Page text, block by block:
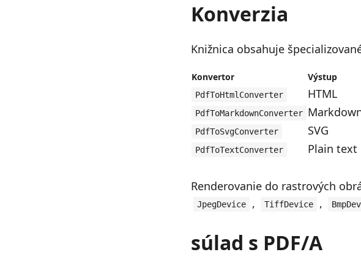
Konverzia
Knižnica obsahuje
Konvertor Výstup
PdfToHtmlConverter HTML
PdfToMarkdownConverter
PdfToSvgConverter SVG
PdfToTextConverter Plain text
Renderovanie do rastrových
JpegDevice , TiffDevice ,
súlad s PDF/A